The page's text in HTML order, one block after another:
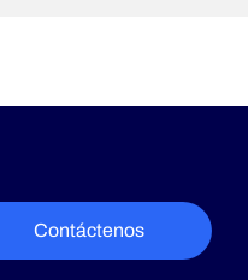
Contáctenos